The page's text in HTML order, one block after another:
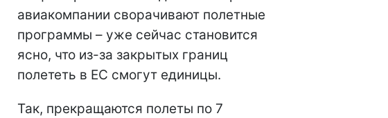
авиакомпании сворачивают полетные
программы – уже сейчас становится
ясно, что из-за закрытых границ
полететь в ЕС смогут единицы.
Так, прекращаются полеты по 7